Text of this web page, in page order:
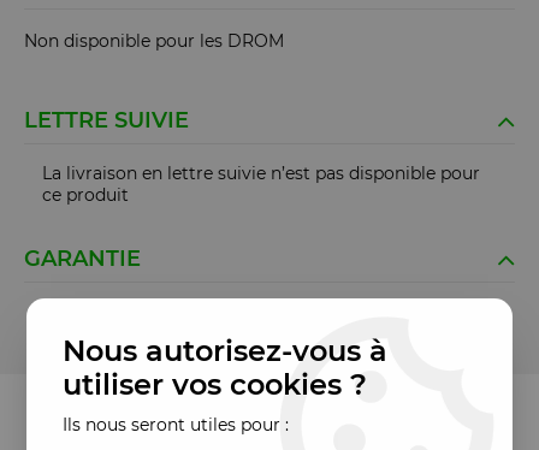
Non disponible pour les DROM
LETTRE SUIVIE
La livraison en lettre suivie n’est pas disponible pour
ce produit
GARANTIE
Nous autorisez-vous à
utiliser vos cookies ?
Ils nous seront utiles pour :